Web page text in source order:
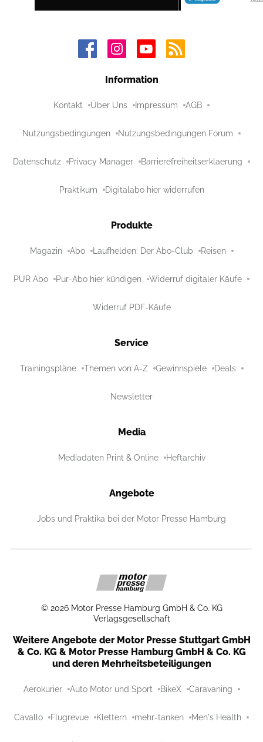
Information
Kontakt Über Uns Impressum AGB
Nutzungsbedingungen Nutzungsbedingungen Forum
Datenschutz Privacy Manager Barrierefreiheitserklaerung
Praktikum Digitalabo hier widerrufen
Produkte
Magazin Abo Laufhelden: Der Abo-Club Reisen
PUR Abo Pur-Abo hier kündigen Widerruf digitaler Käufe
Widerruf PDF-Käufe
Service
Trainingspläne Themen von A-Z Gewinnspiele Deals
Newsletter
Media
Mediadaten Print & Online Heftarchiv
Angebote
Jobs und Praktika bei der Motor Presse Hamburg
© 2026 Motor Presse Hamburg GmbH & Co. KG
Verlagsgesellschaft
Weitere Angebote der Motor Presse Stuttgart GmbH
& Co. KG & Motor Presse Hamburg GmbH & Co. KG
und deren Mehrheitsbeteiligungen
Aerokurier Auto Motor und Sport BikeX Caravaning
Cavallo Flugrevue Klettern mehr-tanken Men's Health